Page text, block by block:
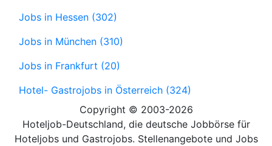
Jobs in Hessen (302)
Jobs in München (310)
Jobs in Frankfurt (20)
Hotel- Gastrojobs in Österreich (324)
Copyright © 2003-2026
Hoteljob-Deutschland, die deutsche Jobbörse für
Hoteljobs und Gastrojobs. Stellenangebote und Jobs